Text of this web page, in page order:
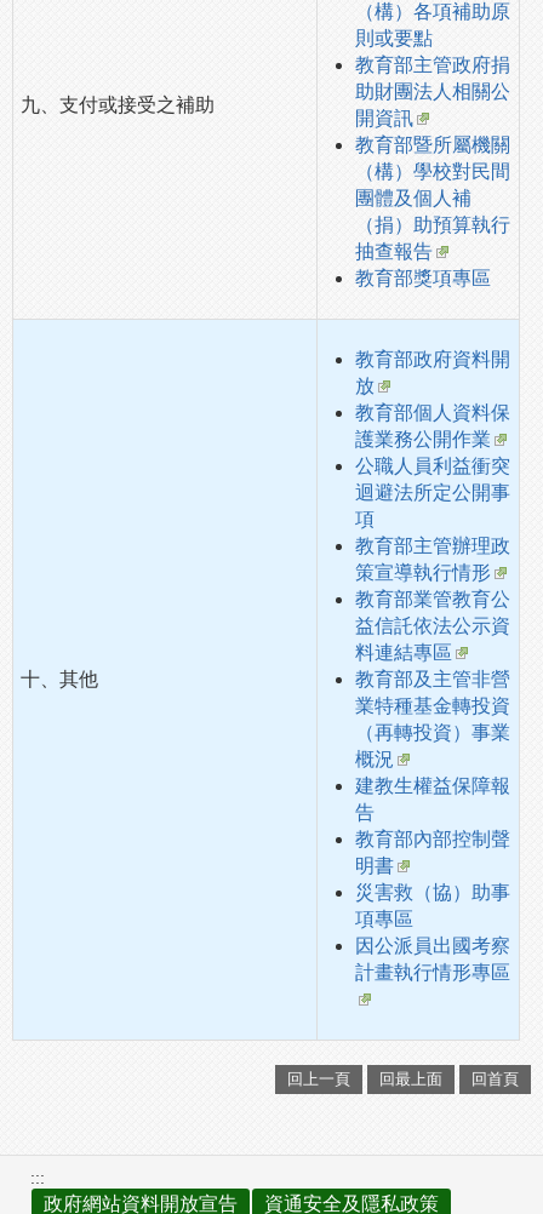
九、支付或接受之補助
（構）各項補助原
則或要點
教育部主管政府捐
助財團法人相關公
開資訊
教育部暨所屬機關
（構）學校對民間
團體及個人補
（捐）助預算執行
抽查報告
教育部獎項專區
十、其他
教育部政府資料開
放
教育部個人資料保
護業務公開作業
公職人員利益衝突
迴避法所定公開事
項
教育部主管辦理政
策宣導執行情形
教育部業管教育公
益信託依法公示資
料連結專區
教育部及主管非營
業特種基金轉投資
（再轉投資）事業
概況
建教生權益保障報
告
教育部內部控制聲
明書
災害救（協）助事
項專區
因公派員出國考察
計畫執行情形專區
回上一頁 回最上面 回首頁
:::
政府網站資料開放宣告 資通安全及隱私政策